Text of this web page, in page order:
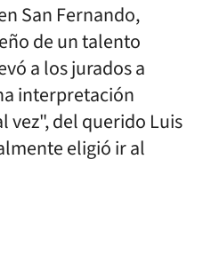
San Fernando,
de un talento
a los jurados a
interpretación
vez", del querido Luis
eligió ir al